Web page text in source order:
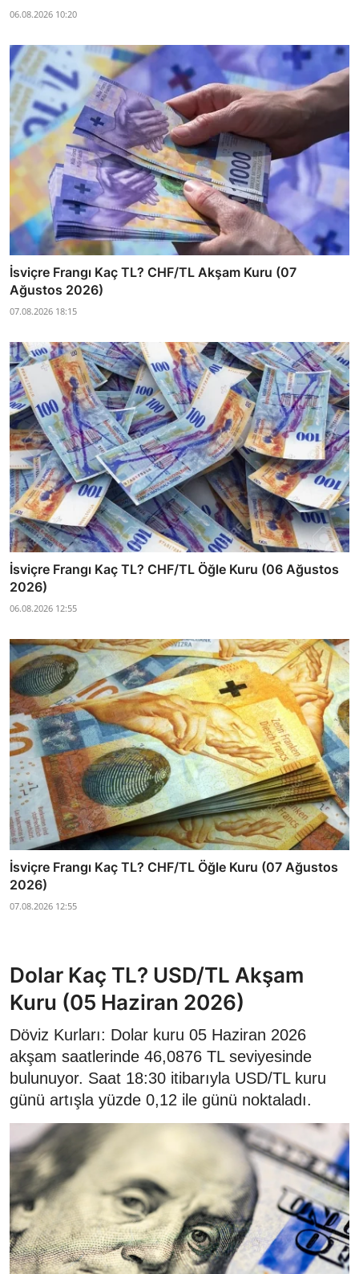
06.08.2026 10:20
İsviçre Frangı Kaç TL? CHF/TL Akşam Kuru (07
Ağustos 2026)
07.08.2026 18:15
İsviçre Frangı Kaç TL? CHF/TL Öğle Kuru (06 Ağustos
2026)
06.08.2026 12:55
İsviçre Frangı Kaç TL? CHF/TL Öğle Kuru (07 Ağustos
2026)
07.08.2026 12:55
Dolar Kaç TL? USD/TL Akşam
Kuru (05 Haziran 2026)
Döviz Kurları: Dolar kuru 05 Haziran 2026
akşam saatlerinde 46,0876 TL seviyesinde
bulunuyor. Saat 18:30 itibarıyla USD/TL kuru
günü artışla yüzde 0,12 ile günü noktaladı.